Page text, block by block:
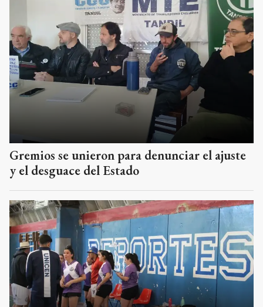
Gremios se unieron para denunciar el ajuste
y el desguace del Estado